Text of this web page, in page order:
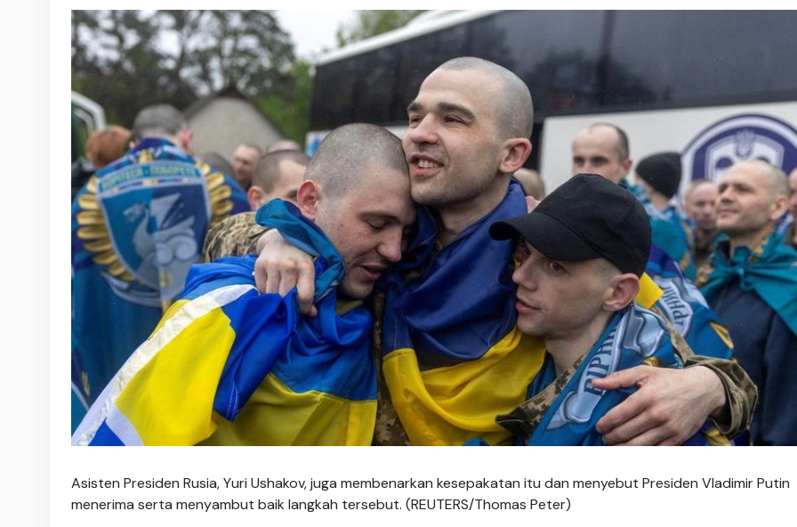
Asisten Presiden Rusia, Yuri Ushakov, juga membenarkan kesepakatan itu dan menyebut Presiden Vladimir Putin
menerima serta menyambut baik langkah tersebut. (REUTERS/Thomas Peter)